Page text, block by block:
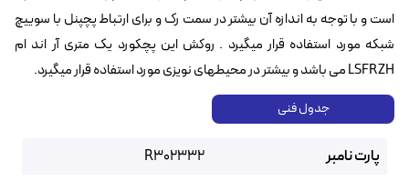
است و با توجه به اندازه آن بیشتر در سمت رک و برای ارتباط پچپنل با سوییچ
شبکه مورد استفاده قرار میگیرد . روکش این پچکورد یک متری آر اند ام
LSFRZH می باشد و بیشتر در محیطهای نویزی مورد استفاده قرار میگیرد.
جدول فنی
پارت نامبر
R302332